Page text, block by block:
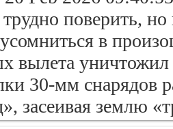
поверить,
в
вылета
30-мм снарядов
засеивая землю